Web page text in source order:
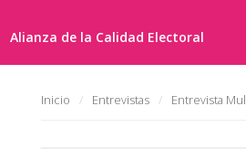
Alianza de la Calidad Electoral
Inicio Entrevistas Entrevista